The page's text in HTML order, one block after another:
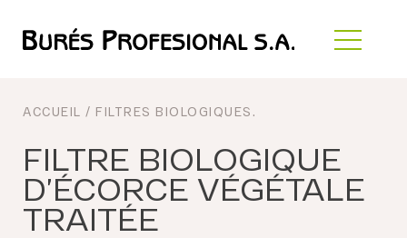
ACCUEIL / FILTRES BIOLOGIQUES .
FILTRE BIOLOGIQUE
D’ÉCORCE VÉGÉTALE
TRAITÉE